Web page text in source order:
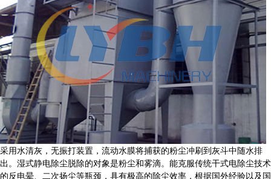
采用水清灰，无振打装置，流动水膜将捕获的粉尘冲刷到灰斗中随水排
出。湿式静电除尘脱除的对象是粉尘和雾滴。能克服传统干式电除尘技术
的反电晕、二次扬尘等瓶颈，具有极高的除尘效率，根据国外经验以及国